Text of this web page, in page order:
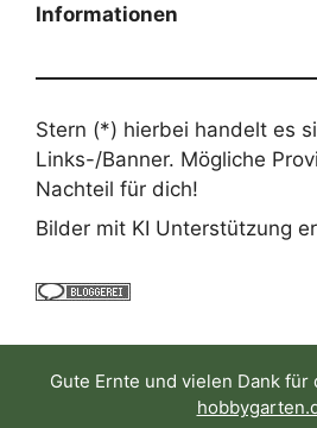
Informationen
Stern (*) hierbei handelt es
Links-/Banner. Mögliche
Nachteil für dich!
Bilder mit KI Unterstützung
Gute Ernte und vielen Dank für